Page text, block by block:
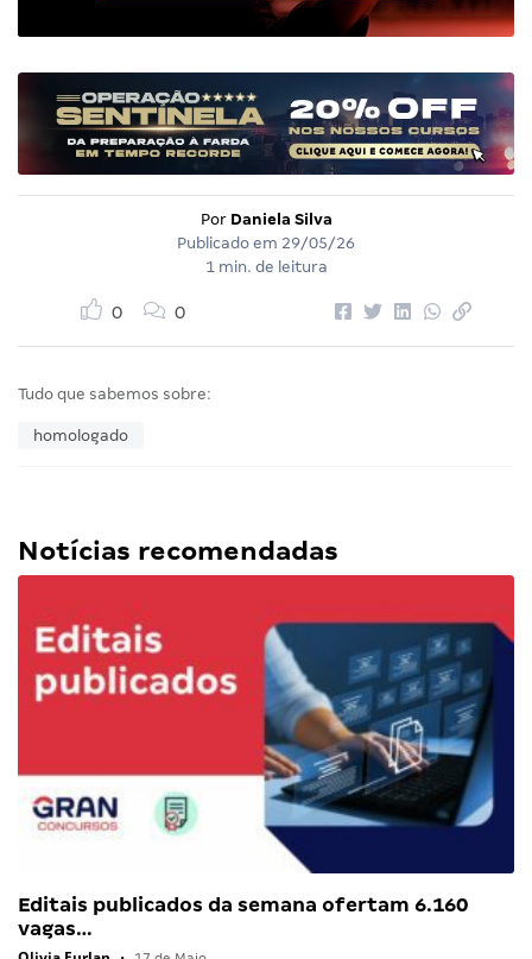
Por Daniela Silva
Publicado em 29/05/26
1 min. de leitura
0 0
Tudo que sabemos sobre:
homologado
Notícias recomendadas
Editais publicados da semana ofertam 6.160
vagas…